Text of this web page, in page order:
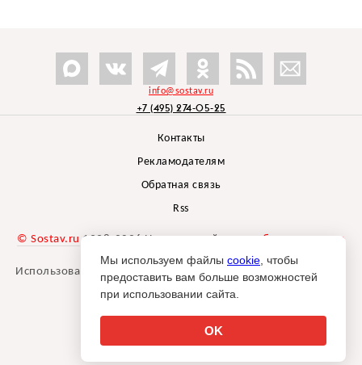
info@sostav.ru
+7 (495) 274-05-25
Контакты
Рекламодателям
Обратная связь
Rss
© Sostav.ru 1998-2026 Независимый проектбрендингового
агентства Depot
Использование материалов Sostav.ru допустимо только при
указании источника.
Мы используем файлы cookie , чтобы
предоставить вам больше возможностей
при использовании сайта.
OK